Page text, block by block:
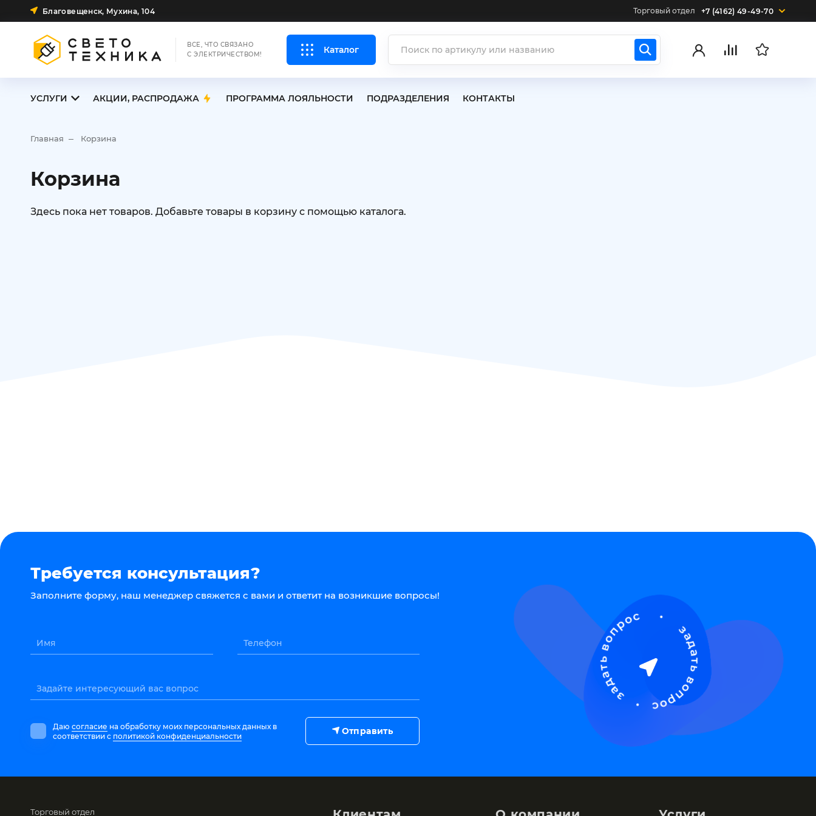
Благовещенск, Мухина, 104 Торговый отдел +7 (4162) 49-49-70
ВСЕ, ЧТО СВЯЗАНО
С ЭЛЕКТРИЧЕСТВОМ!
Каталог
УСЛУГИ АКЦИИ, РАСПРОДАЖА ПРОГРАММА ЛОЯЛЬНОСТИ ПОДРАЗДЕЛЕНИЯ КОНТАКТЫ
Главная Корзина
Корзина
Здесь пока нет товаров. Добавьте товары в корзину с помощью каталога.
Требуется консультация?
Заполните форму, наш менеджер свяжется с вами и ответит на возникшие вопросы!
Имя Телефон
Задайте интересующий вас вопрос
Даю согласие на обработку моих персональных данных в
соответствии с политикой конфиденциальности Отправить
Торговый отдел